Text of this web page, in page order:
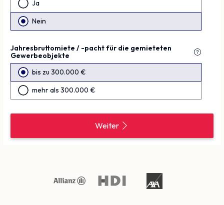
Ja
Nein
Jahresbruttomiete / -pacht für die gemieteten
Gewerbeobjekte
bis zu 300.000 €
mehr als 300.000 €
Weiter